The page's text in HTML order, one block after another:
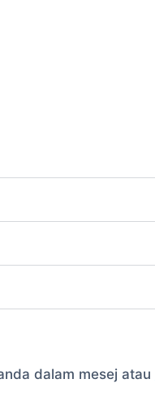
dalam mesej atau